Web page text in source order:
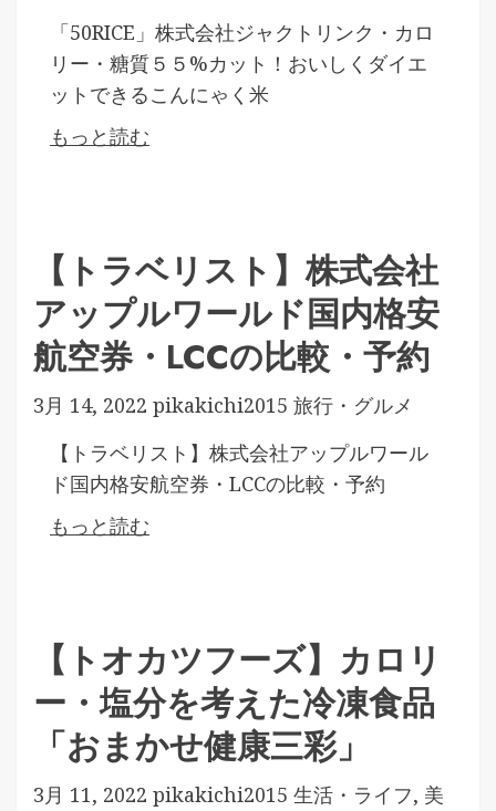
「50RICE」株式会社ジャクトリンク・カロ
リー・糖質５５%カット！おいしくダイエ
ットできるこんにゃく米
もっと読む
【トラベリスト】株式会社
アップルワールド国内格安
航空券・LCCの比較・予約
3月 14, 2022 pikakichi2015 旅行・グルメ
【トラベリスト】株式会社アップルワール
ド国内格安航空券・LCCの比較・予約
もっと読む
【トオカツフーズ】カロリ
ー・塩分を考えた冷凍食品
「おまかせ健康三彩」
3月 11, 2022 pikakichi2015 生活・ライフ, 美